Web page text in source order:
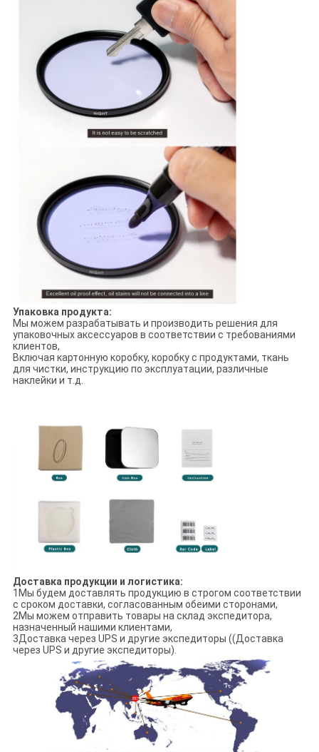
Упаковка продукта:
Мы можем разрабатывать и производить решения для
упаковочных аксессуаров в соответствии с требованиями
клиентов,
Включая картонную коробку, коробку с продуктами, ткань
для чистки, инструкцию по эксплуатации, различные
наклейки и т.д.
Доставка продукции и логистика:
1Мы будем доставлять продукцию в строгом соответствии
с сроком доставки, согласованным обеими сторонами,
2Мы можем отправить товары на склад экспедитора,
назначенный нашими клиентами,
3Доставка через UPS и другие экспедиторы ((Доставка
через UPS и другие экспедиторы).